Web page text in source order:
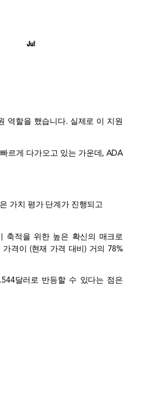
역할을 했습니다. 실제로 이 지원
르게 다가오고 있는 가운데, ADA
가치 평가 단계가 진행되고
축적을 위한 높은 확신의 매크로
격이 (현재 가격 대비) 거의 78%
달러로 반등할 수 있다는 점은